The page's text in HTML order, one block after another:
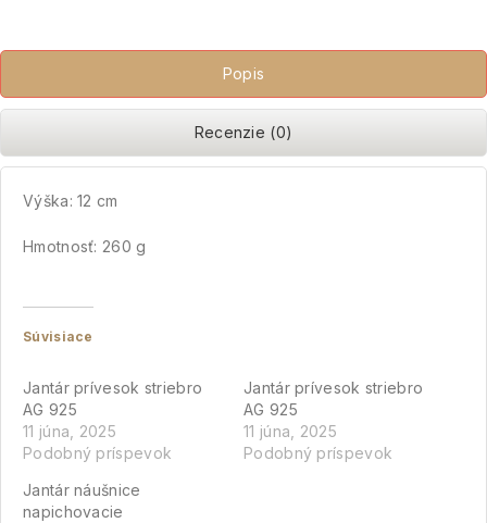
Popis
Recenzie (0)
Výška: 12 cm
Hmotnosť: 260 g
Súvisiace
Jantár prívesok striebro
AG 925
11 júna, 2025
Podobný príspevok
Jantár prívesok striebro
AG 925
11 júna, 2025
Podobný príspevok
Jantár náušnice
napichovacie